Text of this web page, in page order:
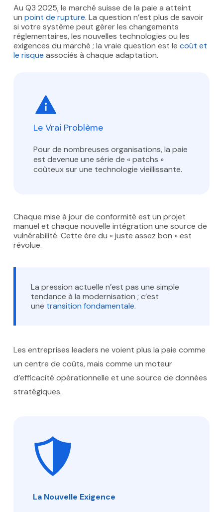
Au Q3 2025, le marché suisse de la paie a atteint
un point de rupture. La question n’est plus de savoir
si votre système peut gérer les changements
réglementaires, les nouvelles technologies ou les
exigences du marché ; la vraie question est le coût et
le risque associés à chaque adaptation.
Le Vrai Problème
Pour de nombreuses organisations, la paie
est devenue une série de « patchs »
coûteux sur une technologie vieillissante.
Chaque mise à jour de conformité est un projet
manuel et chaque nouvelle intégration une source de
vulnérabilité. Cette ère du « juste assez bon » est
révolue.
La pression actuelle n’est pas une simple
tendance à la modernisation ; c’est
une transition fondamentale.
Les entreprises leaders ne voient plus la paie comme
un centre de coûts, mais comme un moteur
d’efficacité opérationnelle et une source de données
stratégiques.
La Nouvelle Exigence